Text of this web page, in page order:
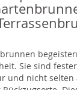
Sie sind
und nicht selten